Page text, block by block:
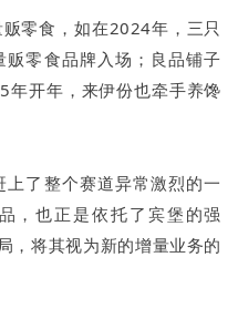
零食，如在2024年，三只
零食品牌入场；良品铺子
年开年，来伊份也牵手养馋
了整个赛道异常激烈的一
，也正是依托了宾堡的强
，将其视为新的增量业务的